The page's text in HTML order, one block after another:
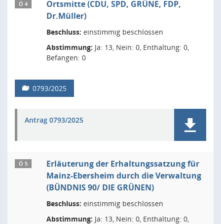
Ö 4
Ortsmitte (CDU, SPD, GRÜNE, FDP,
Dr.Müller)
Beschluss: einstimmig beschlossen
Abstimmung: Ja: 13, Nein: 0, Enthaltung: 0,
Befangen: 0
0793/2025
Antrag 0793/2025
Ö 5
Erläuterung der Erhaltungssatzung für
Mainz-Ebersheim durch die Verwaltung
(BÜNDNIS 90/ DIE GRÜNEN)
Beschluss: einstimmig beschlossen
Abstimmung: Ja: 13, Nein: 0, Enthaltung: 0,